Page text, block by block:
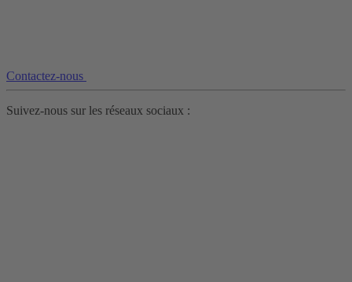
Contactez-nous
Suivez-nous sur les réseaux sociaux :